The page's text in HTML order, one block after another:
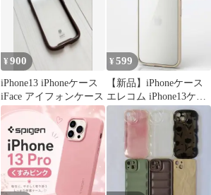
¥900
iPhone13 iPhoneケース
iFace アイフォンケース
¥599
【新品】iPhoneケース
エレコム iPhone13ケー
ス